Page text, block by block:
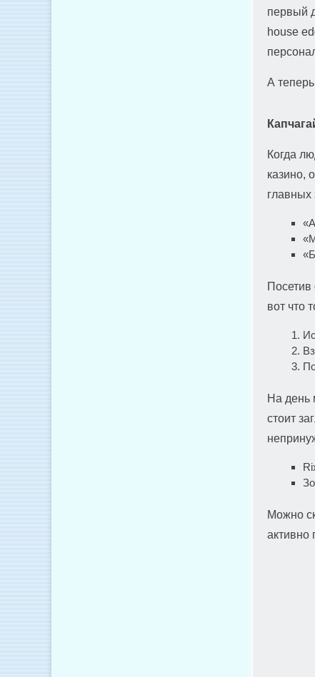
первый
house
А
Когда
казино,
главных
Посетив
вот что
На день
стоит
Можно
активно